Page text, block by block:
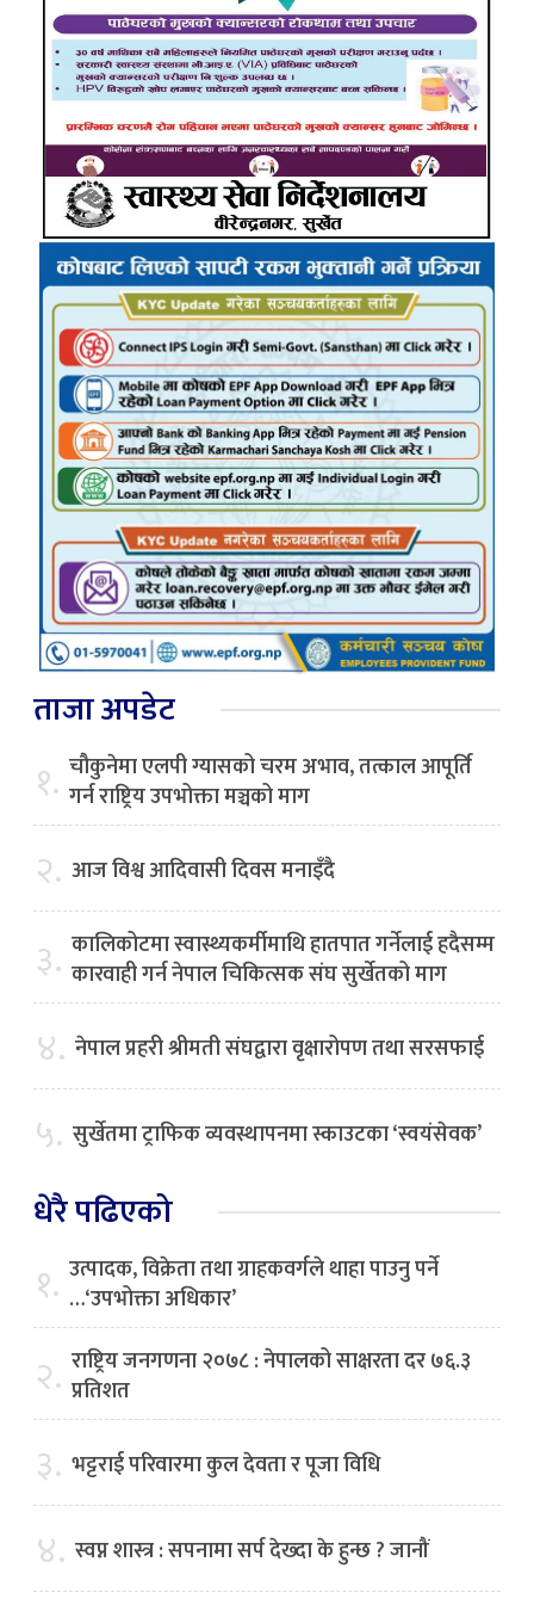
ताजा अपडेट
१. चौकुनेमा एलपी ग्यासको चरम अभाव, तत्काल आपूर्ति
गर्न राष्ट्रिय उपभोक्ता मञ्चको माग
२. आज विश्व आदिवासी दिवस मनाइँदै
३. कालिकोटमा स्वास्थ्यकर्मीमाथि हातपात गर्नेलाई हदैसम्म
कारवाही गर्न नेपाल चिकित्सक संघ सुर्खेतको माग
४. नेपाल प्रहरी श्रीमती संघद्वारा वृक्षारोपण तथा सरसफाई
५. सुर्खेतमा ट्राफिक व्यवस्थापनमा स्काउटका ‘स्वयंसेवक’
धेरै पढिएको
१. उत्पादक, विक्रेता तथा ग्राहकवर्गले थाहा पाउनु पर्ने
…‘उपभोक्ता अधिकार’
२. राष्ट्रिय जनगणना २०७८ : नेपालको साक्षरता दर ७६.३
प्रतिशत
३. भट्टराई परिवारमा कुल देवता र पूजा विधि
४. स्वप्न शास्त्र : सपनामा सर्प देख्दा के हुन्छ ? जानौं